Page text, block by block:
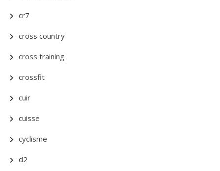
cr7
cross country
cross training
crossfit
cuir
cuisse
cyclisme
d2